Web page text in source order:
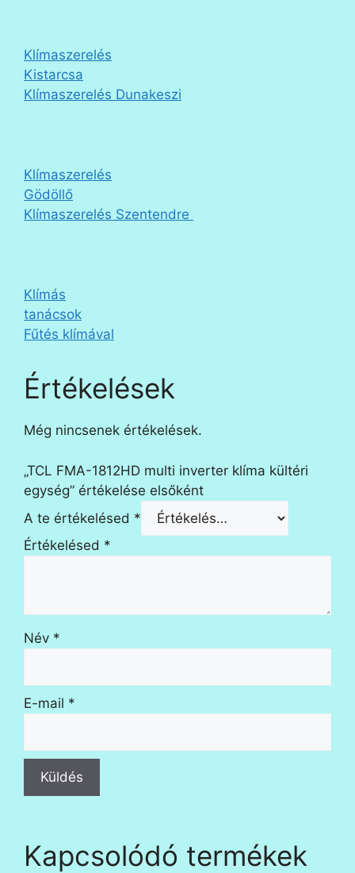
Klímaszerelés
Kistarcsa
Klímaszerelés Dunakeszi
Klímaszerelés
Gödöllő
Klímaszerelés Szentendre
Klímás
tanácsok
Fűtés klímával
Értékelések
Még nincsenek értékelések.
„TCL FMA-1812HD multi inverter klíma kültéri
egység” értékelése elsőként
A te értékelésed *
Értékelésed *
Név *
E-mail *
Kapcsolódó termékek